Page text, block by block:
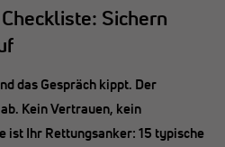
Sichern
das Gespräch kippt. Der
Kein Vertrauen, kein
ist Ihr Rettungsanker:15 typische